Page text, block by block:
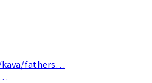
kava/fathers…